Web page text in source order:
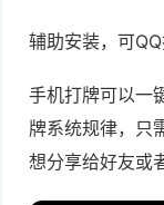
辅助安装，可
手机打牌可以一
牌系统规律，只
想分享给好友或